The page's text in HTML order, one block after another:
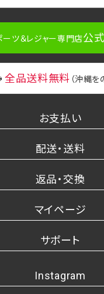
ツ＆レジャー専門店公
全品送料無料 （沖縄を
お支払い
配送・送料
返品・交換
マイページ
サポート
Instagram